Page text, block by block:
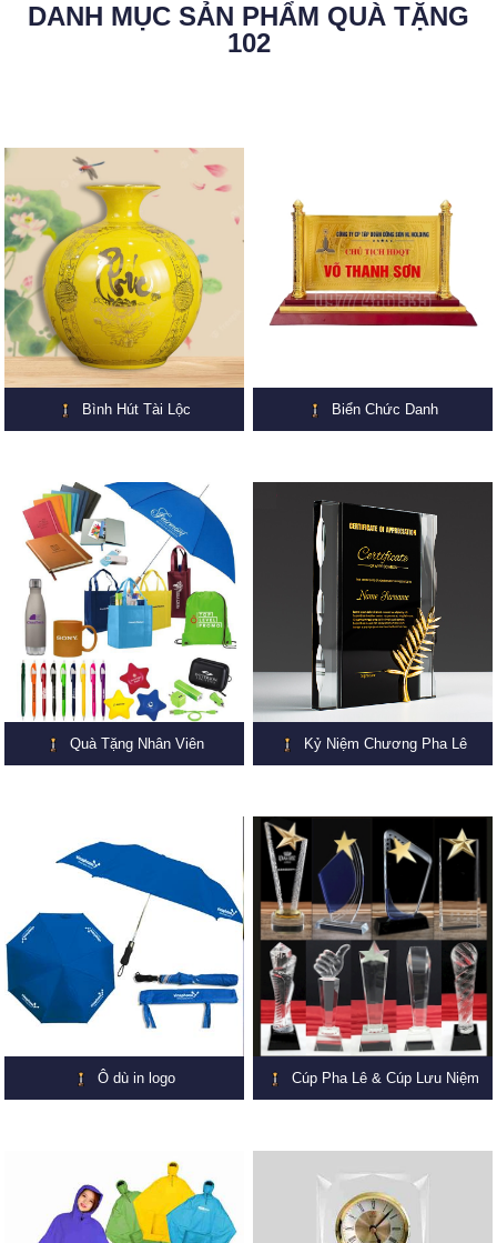
DANH MỤC SẢN PHẨM QUÀ TẶNG
102
Bình Hút Tài Lộc Biển Chức Danh
Quà Tặng Nhân Viên Kỷ Niệm Chương Pha Lê
Ô dù in logo Cúp Pha Lê & Cúp Lưu Niệm